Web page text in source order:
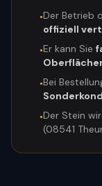
•Der Betrieb
offiziell
•Er kann Sie
•Bei
•Der Stein
(08541